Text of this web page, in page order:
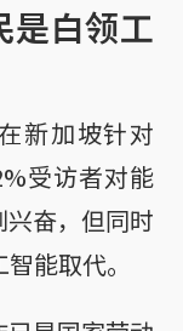
是白领工
新加坡针对
受访者对能
奋，但同时
能取代。